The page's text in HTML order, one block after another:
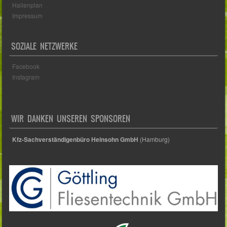
Hallenplan
Impressum
SOZIALE NETZWERKE
Facebook
Instagram
WIR DANKEN UNSEREN SPONSOREN
Kfz-Sachverständigenbüro Heinsohn GmbH (Hamburg)